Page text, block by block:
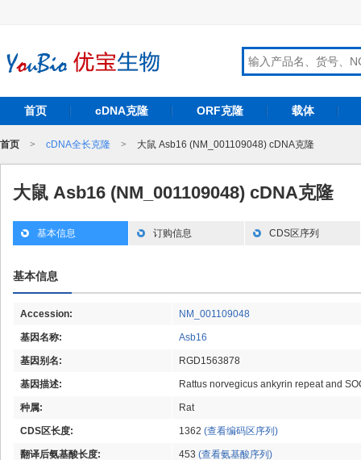
首页 cDNA克隆 ORF克隆 载体
首页 > cDNA全长克隆 > 大鼠 Asb16 (NM_001109048) cDNA克隆
大鼠 Asb16 (NM_001109048) cDNA克隆
基本信息 订购信息 CDS区序列
基本信息
Accession: NM_001109048
基因名称: Asb16
基因别名: RGD1563878
基因描述: Rattus norvegicus ankyrin repeat and
种属: Rat
CDS区长度: 1362 (查看编码区序列)
翻译后氨基酸长度: 453 (查看氨基酸序列)